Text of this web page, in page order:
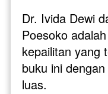
Dr. Ivida Dewi
Poesoko
kepailitan yang
buku ini
luas.